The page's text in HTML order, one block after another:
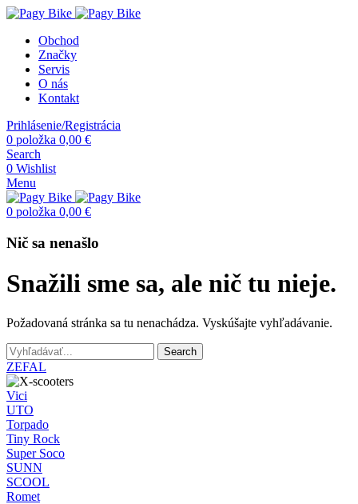
Obchod
Značky
Servis
O nás
Kontakt
Prihlásenie/Registrácia
0 položka 0,00 €
Search
0 Wishlist
Menu
0 položka 0,00 €
Nič sa nenašlo
Snažili sme sa, ale nič tu nieje.
Požadovaná stránka sa tu nenachádza. Vyskúšajte vyhľadávanie.
Search
ZEFAL
Vici
UTO
Torpado
Tiny Rock
Super Soco
SUNN
SCOOL
Romet